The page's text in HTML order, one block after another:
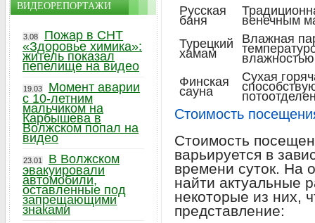
Русская
баня
венечным
Турецкий
хамам
Влажная
Финская
сауна
Сухая
Стоимость
Стоимость
варьируется в
времени суток. На
найти актуальные
некоторые из них,
представление:
ВИДЕОРЕПОРТАЖИ
3.08
Пожар в СНТ
«Здоровье химика»:
житель показал
пепелище на видео
19.03
Момент аварии
с 10-летним
мальчиком на
Карбышева в
Волжском попал на
видео
23.01
В Волжском
эвакуировали
автомобили,
оставленные под
запрещающими
знаками